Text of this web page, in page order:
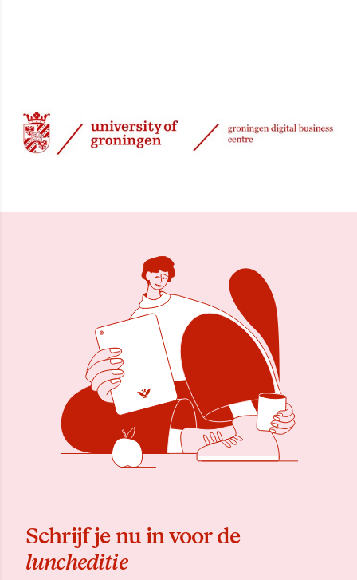
21 mei 2026, 08:33
Schrijf je nu in voor de
luncheditie